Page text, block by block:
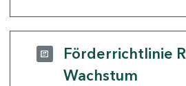
Förderrichtlinie
Wachstum